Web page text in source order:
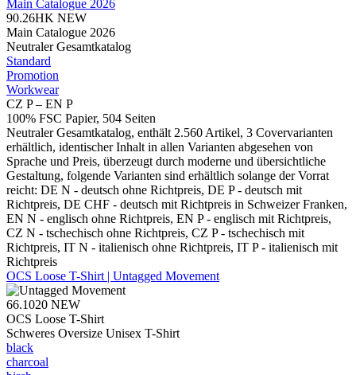
Main Catalogue 2026
90.26HK NEW
Main Catalogue 2026
Neutraler Gesamtkatalog
Standard
Promotion
Workwear
CZ P – EN P
100% FSC Papier, 504 Seiten
Neutraler Gesamtkatalog, enthält 2.560 Artikel, 3 Covervarianten
erhältlich, identischer Inhalt in allen Varianten abgesehen von
Sprache und Preis, überzeugt durch moderne und übersichtliche
Gestaltung, folgende Varianten sind erhältlich solange der Vorrat
reicht: DE N - deutsch ohne Richtpreis, DE P - deutsch mit
Richtpreis, DE CHF - deutsch mit Richtpreis in Schweizer Franken,
EN N - englisch ohne Richtpreis, EN P - englisch mit Richtpreis,
CZ N - tschechisch ohne Richtpreis, CZ P - tschechisch mit
Richtpreis, IT N - italienisch ohne Richtpreis, IT P - italienisch mit
Richtpreis
OCS Loose T-Shirt | Untagged Movement
66.1020 NEW
OCS Loose T-Shirt
Schweres Oversize Unisex T-Shirt
black
charcoal